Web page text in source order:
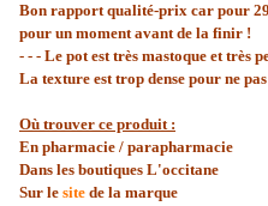
Bon rapport qualité-prix car pour
pour un moment avant de la finir !
- - - Le pot est très mastoque et très
La texture est trop dense pour ne
Où trouver ce produit :
En pharmacie / parapharmacie
Dans les boutiques L'occitane
Sur le site de la marque